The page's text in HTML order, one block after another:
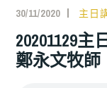
30/11/2020 主日
20201129
鄭永文牧師